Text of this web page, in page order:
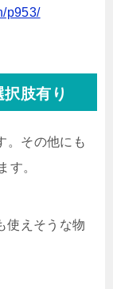
p953/
肢有り
。その他にも
す。
使えそうな物